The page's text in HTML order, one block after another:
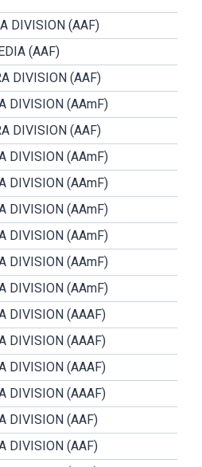
DIVISION (AAF)
(AAF)
DIVISION (AAF)
DIVISION (AAmF)
DIVISION (AAF)
DIVISION (AAmF)
DIVISION (AAmF)
DIVISION (AAmF)
DIVISION (AAmF)
DIVISION (AAmF)
DIVISION (AAmF)
DIVISION (AAAF)
DIVISION (AAAF)
DIVISION (AAAF)
DIVISION (AAAF)
DIVISION (AAF)
DIVISION (AAF)